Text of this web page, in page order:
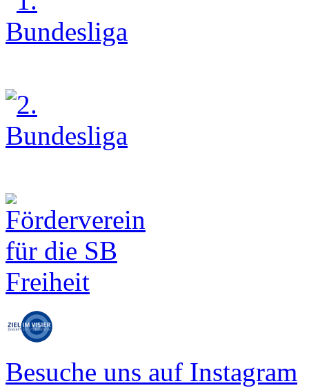
Besuche uns auf Instagram